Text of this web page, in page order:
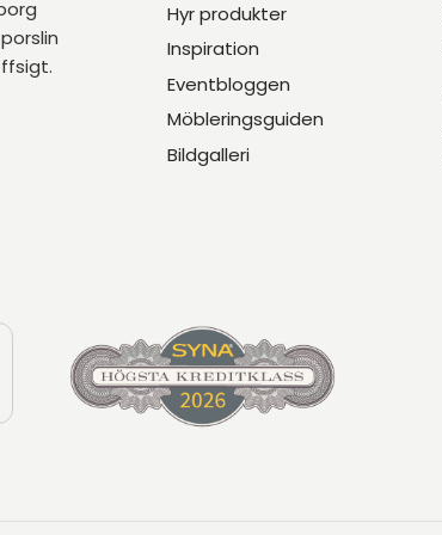
Hyr produkter
Inspiration
Eventbloggen
Möbleringsguiden
Bildgalleri